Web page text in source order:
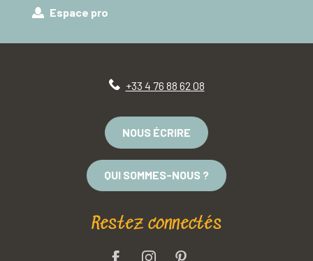
Espace pro
+33 4 76 88 62 08
NOUS ÉCRIRE
QUI SOMMES-NOUS ?
Restez connectés